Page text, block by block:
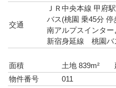
交通
ＪＲ中央本線 甲府駅
バス(桃園 乗45分 停
南アルプスインタ
新宿身延線 桃園バ
面積 土地 839m²
物件番号
011